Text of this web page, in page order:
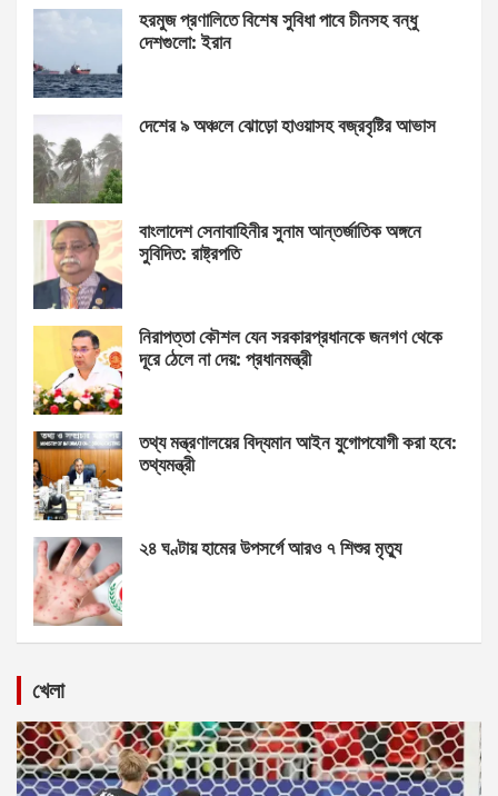
হরমুজ প্রণালিতে বিশেষ সুবিধা পাবে চীনসহ বন্ধু
দেশগুলো: ইরান
দেশের ৯ অঞ্চলে ঝোড়ো হাওয়াসহ বজ্রবৃষ্টির আভাস
বাংলাদেশ সেনাবাহিনীর সুনাম আন্তর্জাতিক অঙ্গনে
সুবিদিত: রাষ্ট্রপতি
নিরাপত্তা কৌশল যেন সরকারপ্রধানকে জনগণ থেকে
দূরে ঠেলে না দেয়: প্রধানমন্ত্রী
তথ্য মন্ত্রণালয়ের বিদ্যমান আইন যুগোপযোগী করা হবে:
তথ্যমন্ত্রী
২৪ ঘণ্টায় হামের উপসর্গে আরও ৭ শিশুর মৃত্যু
খেলা